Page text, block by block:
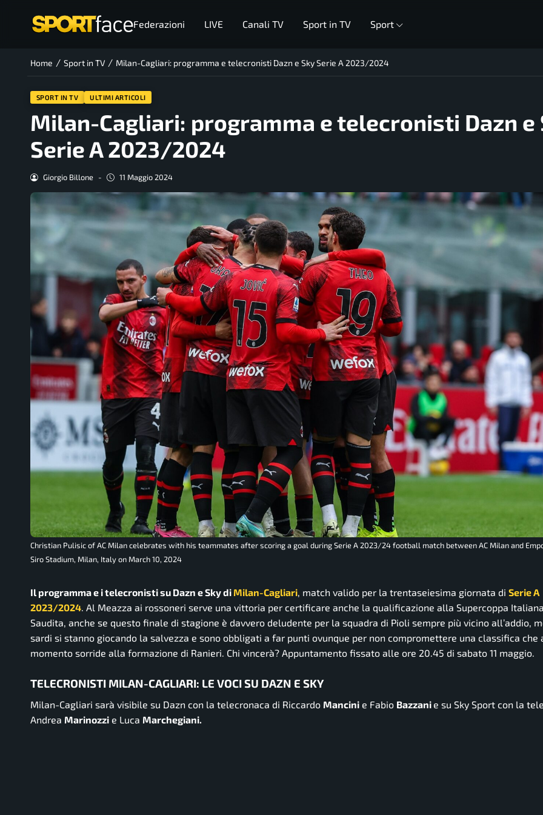
Federazioni LIVE Canali TV Sport in TV Sport
Home / Sport in TV / Milan-Cagliari: programma e telecronisti Dazn e Sky Serie A 2023/2024
SPORT IN TV ULTIMI ARTICOLI
Milan-Cagliari: programma e telecronisti Dazn e
Serie A 2023/2024
Giorgio Billone - 11 Maggio 2024
Christian Pulisic of AC Milan celebrates with his teammates after scoring a goal during Serie A 2023/24 football match between AC Milan and
Siro Stadium, Milan, Italy on March 10, 2024
Il programma e i telecronisti su Dazn e Sky di Milan-Cagliari , match valido per la trentaseiesima giornata di Serie A
2023/2024 . Al Meazza ai rossoneri serve una vittoria per certificare anche la qualificazione alla Supercoppa
Saudita, anche se questo finale di stagione è davvero deludente per la squadra di Pioli sempre più vicino all’addio,
sardi si stanno giocando la salvezza e sono obbligati a far punti ovunque per non compromettere una classifica che
momento sorride alla formazione di Ranieri. Chi vincerà? Appuntamento fissato alle ore 20.45 di sabato 11 maggio.
TELECRONISTI MILAN-CAGLIARI: LE VOCI SU DAZN E SKY
Milan-Cagliari sarà visibile su Dazn con la telecronaca di Riccardo Mancini e Fabio Bazzanie su Sky Sport con la
Andrea Marinozzi e Luca Marchegiani.